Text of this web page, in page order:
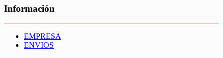
Información
EMPRESA
ENVIOS